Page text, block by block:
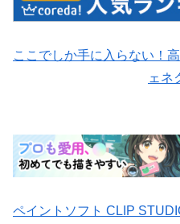
ここでしか手に入らない！
ェネ
ペイントソフト CLIP